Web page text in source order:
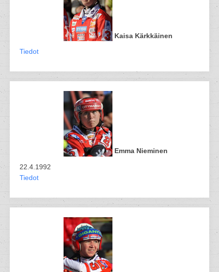
Kaisa Kärkkäinen
Tiedot
Emma Nieminen
22.4.1992
Tiedot